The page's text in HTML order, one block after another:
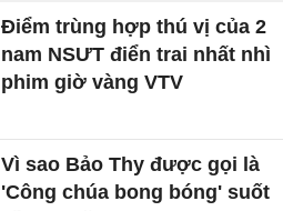
Điểm trùng hợp thú vị của 2
nam NSƯT điển trai nhất nhì
phim giờ vàng VTV
Vì sao Bảo Thy được gọi là
'Công chúa bong bóng' suốt